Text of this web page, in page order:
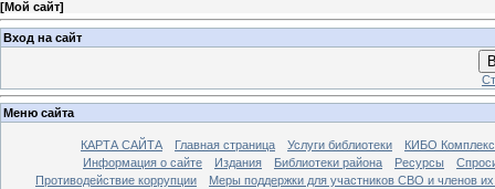
[Мой сайт]
Вход на сайт
Меню сайта
КАРТА САЙТА Главная страница Услуги библиотеки
КИБО
Информация о сайте
Издания Библиотеки района Ресурсы
Противодействие коррупции
Меры поддержки для участников СВО и членов